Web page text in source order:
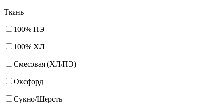
Ткань
100% ПЭ
100% ХЛ
Смесовая (ХЛ/ПЭ)
Оксфорд
Сукно/Шерсть